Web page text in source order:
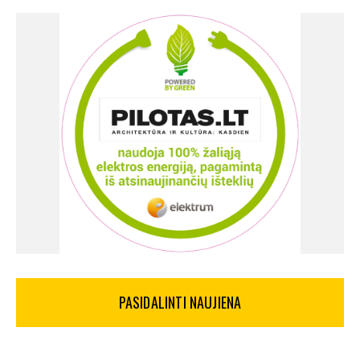
PASIDALINTI NAUJIENA